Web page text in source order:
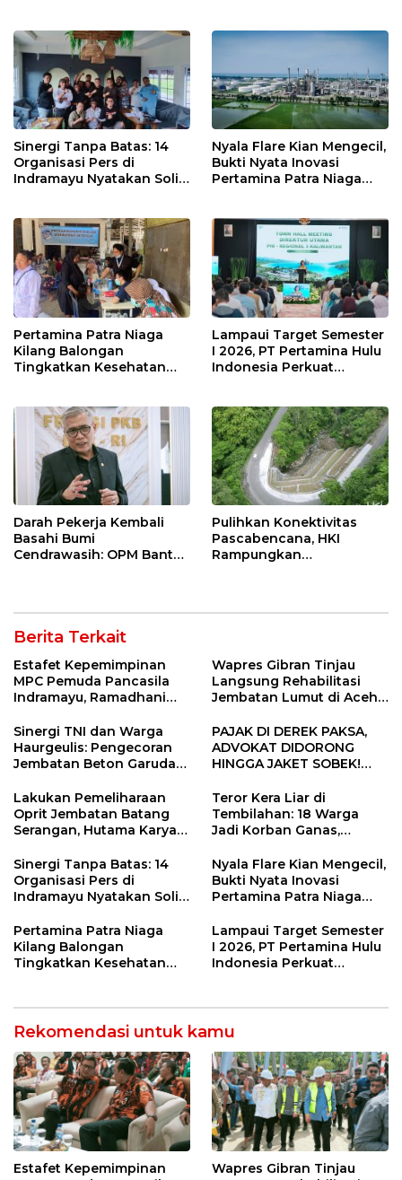
Sinergi Tanpa Batas: 14
Organisasi Pers di
Indramayu Nyatakan Solid
Nyala Flare Kian Mengecil,
Bukti Nyata Inovasi
Pertamina Patra Niaga
Pertamina Patra Niaga
Kilang Balongan
Tingkatkan Kesehatan
Rutin dan Edukasi
Perawatan Gigi
Lampaui Target Semester
I 2026, PT Pertamina Hulu
Indonesia Perkuat
Keselamatan Kerja
Darah Pekerja Kembali
Basahi Bumi
Cendrawasih: OPM Bantai
Pulihkan Konektivitas
Pascabencana, HKI
Rampungkan
Berita Terkait
Estafet Kepemimpinan
MPC Pemuda Pancasila
Indramayu, Ramadhani
Pimpin Organisasi Lewat
Muscablub
Wapres Gibran Tinjau
Langsung Rehabilitasi
Jembatan Lumut di Aceh
Konektivitas Pulih Cepat
Sinergi TNI dan Warga
Haurgeulis: Pengecoran
Jembatan Beton Garuda
PAJAK DI DEREK PAKSA,
ADVOKAT DIDORONG
HINGGA JAKET SOBEK!
Ngamuk Kepung Polresta
Pekanbaru!
Lakukan Pemeliharaan
Oprit Jembatan Batang
Serangan, Hutama Karya
55 Tol Binjai–Langsa
Teror Kera Liar di
Tembilahan: 18 Warga
Jadi Korban Ganas,
12 Jahitan!
Sinergi Tanpa Batas: 14
Organisasi Pers di
Indramayu Nyatakan Solid
Nyala Flare Kian Mengecil,
Bukti Nyata Inovasi
Pertamina Patra Niaga
Net Zero Emission 2060
Pertamina Patra Niaga
Kilang Balongan
Tingkatkan Kesehatan
Rutin dan Edukasi
Perawatan Gigi
Lampaui Target Semester
I 2026, PT Pertamina Hulu
Indonesia Perkuat
Keselamatan Kerja
Rekomendasi untuk kamu
Estafet Kepemimpinan
Wapres Gibran Tinjau